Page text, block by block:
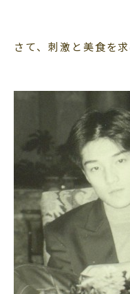
さて、刺激と美食を